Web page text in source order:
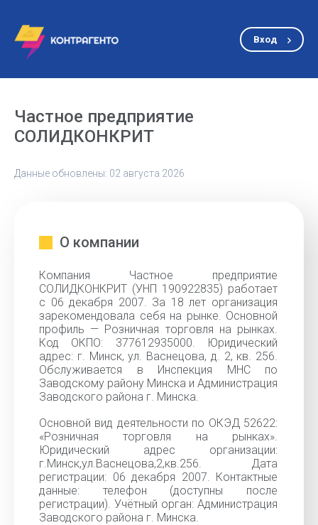
Вход
Частное предприятие
СОЛИДКОНКРИТ
Данные обновлены: 02 августа 2026
О компании
Компания Частное предприятие
СОЛИДКОНКРИТ (УНП 190922835) работает
с 06 декабря 2007. За 18 лет организация
зарекомендовала себя на рынке. Основной
профиль — Розничная торговля на рынках.
Код ОКПО: 377612935000. Юридический
адрес: г. Минск, ул. Васнецова, д. 2, кв. 256.
Обслуживается в Инспекция МНС по
Заводскому району Минска и Администрация
Заводского района г. Минска.
Основной вид деятельности по ОКЭД 52622:
«Розничная торговля на рынках».
Юридический адрес организации:
г.Минск,ул.Васнецова,2,кв.256. Дата
регистрации: 06 декабря 2007. Контактные
данные: телефон (доступны после
регистрации). Учётный орган: Администрация
Заводского района г. Минска.